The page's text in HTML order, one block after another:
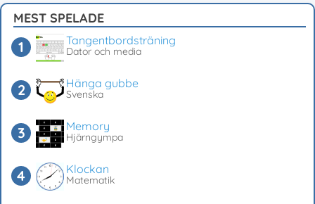
MEST SPELADE
Tangentbordsträning
Dator och media
Hänga gubbe
Svenska
Memory
Hjärngympa
Klockan
Matematik